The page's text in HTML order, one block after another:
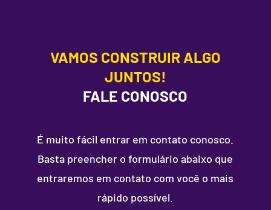
VAMOS CONSTRUIR ALGO
JUNTOS!
FALE CONOSCO
É muito fácil entrar em contato conosco.
Basta preencher o formulário abaixo que
entraremos em contato com você o mais
rápido possível.